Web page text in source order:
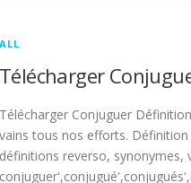
ALL
Télécharger
Télécharger Conjuguer
vains tous nos efforts.
définitions reverso, synonymes,